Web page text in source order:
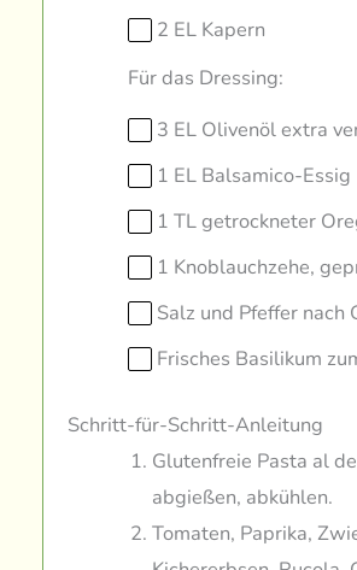
2 EL Kapern
Für das Dressing:
3 EL Olivenöl extra
1 EL Balsamico-Essig
1 TL getrockneter
1 Knoblauchzehe,
Salz und Pfeffer nach
Frisches Basilikum
Schritt-für-Schritt-Anleitung
Glutenfreie Pasta al
abgießen, abkühlen.
Tomaten, Paprika,